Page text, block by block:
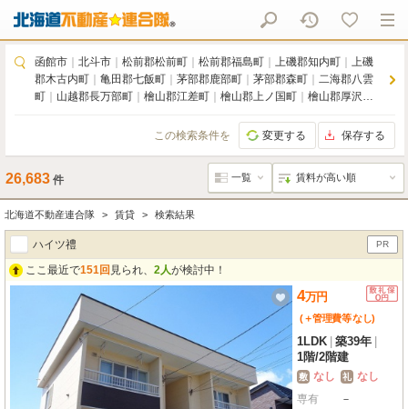
函館市 北斗市 松前郡松前町 松前郡福島町 上磯郡知内町
上磯
郡木古内町
亀田郡七飯町 茅部郡鹿部町 茅部郡森町
二海郡八雲
町
山越郡長万部町 檜山郡江差町 檜山郡上ノ国町
檜山郡厚沢部
この検索条件を
変更する 保存する
26,683 件
北海道不動産連合隊 賃貸 検索結果
PR
ハイツ禮
ここ最近で151回 見られ、 2人が検討中！
4万円
(＋管理費等なし)
1LDK 築39年
1階/2階建
敷 なし 礼 なし
専有
－